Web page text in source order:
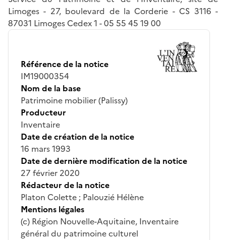
Limoges - 27, boulevard de la Corderie - CS 3116 -
87031 Limoges Cedex 1 - 05 55 45 19 00
Référence de la notice
IM19000354
Nom de la base
Patrimoine mobilier (Palissy)
Producteur
Inventaire
Date de création de la notice
16 mars 1993
Date de dernière modification de la notice
27 février 2020
Rédacteur de la notice
Platon Colette ; Palouzié Hélène
Mentions légales
(c) Région Nouvelle-Aquitaine, Inventaire
général du patrimoine culturel